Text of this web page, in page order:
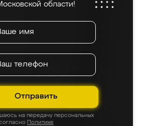
области!
Отправить
на передачу персональных
Политике